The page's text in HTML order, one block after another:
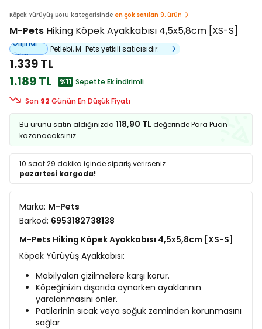
Köpek Yürüyüş Botu kategorisinde en çok satılan 9. ürün
M-Pets Hiking Köpek Ayakkabısı 4,5x5,8cm [XS-S]
Orijinal
Ürün
Petlebi, M-Pets yetkili satıcısıdır.
1.339 TL
1.189 TL
%11 Sepette Ek İndirimli
Son 92 Günün En Düşük Fiyatı
Bu ürünü satın aldığınızda 118,90 TL değerinde Para Puan
kazanacaksınız.
10 saat 29 dakika içinde sipariş verirseniz
pazartesi kargoda!
Marka: M-Pets
Barkod: 6953182738138
M-Pets Hiking Köpek Ayakkabısı 4,5x5,8cm [XS-S]
Köpek Yürüyüş Ayakkabısı:
Mobilyaları çizilmelere karşı korur.
Köpeğinizin dışarıda oynarken ayaklarının
yaralanmasını önler.
Patilerinin sıcak veya soğuk zeminden korunmasını
sağlar